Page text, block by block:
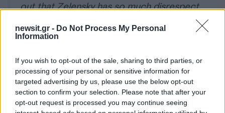
newsit.gr - Do Not Process My Personal
Information
If you wish to opt-out of the sale, sharing to third parties, or
processing of your personal or sensitive information for
targeted advertising by us, please use the below opt-out
section to confirm your selection. Please note that after your
opt-out request is processed you may continue seeing
out that Zelensky has so much disrespect
for America that he can’t even wear a suit
in the Oval Office when he comes to beg
pic.twitter.com/BxYTATWlgi
— Marjorie Taylor Greene
(@mtgreenee)February 28, 2025